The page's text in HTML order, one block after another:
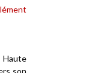
Haute
son